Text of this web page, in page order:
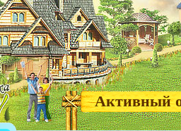
Активный